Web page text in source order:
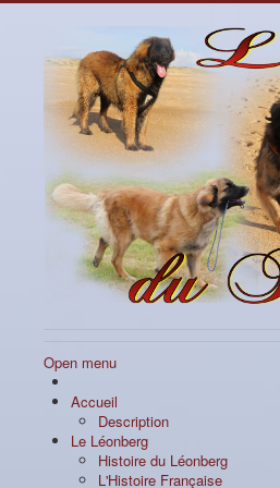
Open menu
Accueil
Description
Le Léonberg
Histoire du Léonberg
L'Histoire Française